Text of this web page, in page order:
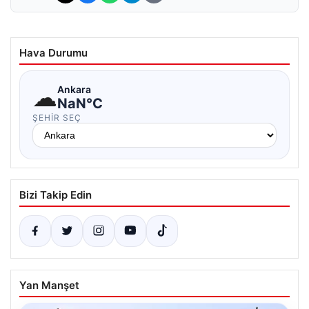
Hava Durumu
☁Ankara
NaN°C
ŞEHIR SEÇ
Bizi Takip Edin
Yan Manşet